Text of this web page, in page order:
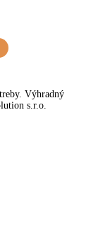
Výhradný
s.r.o.